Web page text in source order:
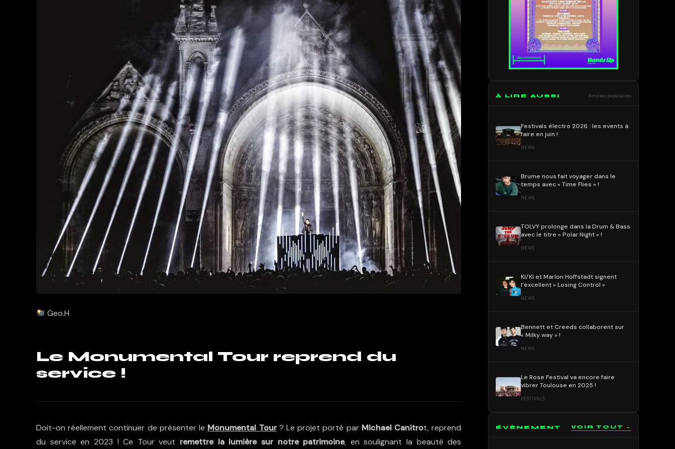
Geo.H
Le Monumental Tour reprend du
service !
Doit-on réellement continuer de présenter le Monumental Tour? Le projet porté par Michael Canitrot, reprend
du service en 2023 ! Ce Tour veut remettre la lumière sur notre patrimoine, en soulignant la beauté des
À LIRE AUSSI Articles populaires
Festivals électro 2026 : les events à
faire en juin !
NEWS
Brume nous fait voyager dans le
temps avec « Time Flies » !
NEWS
TOLVY prolonge dans la Drum & Bass
avec le titre « Polar Night » !
NEWS
KI/KI et Marlon Hoffstadt signent
l’excellent « Losing Control »
NEWS
Bennett et Creeds collaborent sur
« Milky way » !
NEWS
Le Rose Festival va encore faire
vibrer Toulouse en 2025 !
FESTIVALS
ÉVÈNEMENT VOIR TOUT →